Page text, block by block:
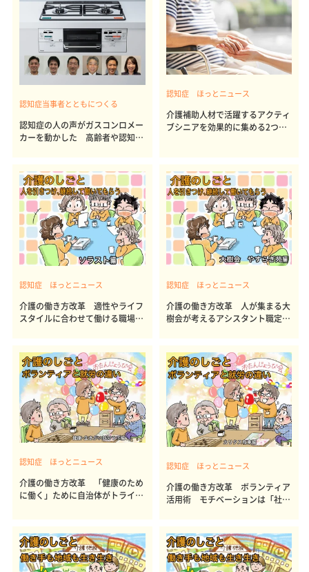
認知症当事者とともにつくる
認知症の人の声がガスコンロメー
カーを動かした 高齢者や認知症
ナイの新型ガスコンロ
認知症 ほっとニュース
介護補助人材で活躍するアクティ
ブシニアを効果的に集める2つの
認知症 ほっとニュース
介護の働き方改革 適性やライフ
スタイルに合わせて働ける職場づ
認知症 ほっとニュース
介護の働き方改革 人が集まる大
樹会が考えるアシスタント職定着
認知症 ほっとニュース
介護の働き方改革 「健康のため
に働く」ために自治体がトライア
認知症 ほっとニュース
介護の働き方改革 ボランティア
活用術 モチベーションは「社会